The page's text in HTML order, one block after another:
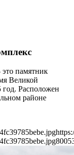
памятник
Великой
год. Расположен
районе
800